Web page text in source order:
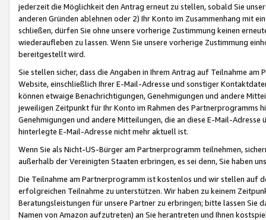
jederzeit die Möglichkeit den Antrag erneut zu stellen, sobald Sie
anderen Gründen ablehnen oder 2) Ihr Konto im Zusammenhang mit
schließen, dürfen Sie ohne unsere vorherige Zustimmung keinen
wiederaufleben zu lassen. Wenn Sie unsere vorherige Zustimmung
bereitgestellt wird.
Sie stellen sicher, dass die Angaben in Ihrem Antrag auf Teilnahme
Website, einschließlich Ihrer E-Mail-Adresse und sonstiger
können etwaige Benachrichtigungen, Genehmigungen und andere
jeweiligen Zeitpunkt für Ihr Konto im Rahmen des Partnerprogramms
Genehmigungen und andere Mitteilungen, die an diese E-Mail-
hinterlegte E-Mail-Adresse nicht mehr aktuell ist.
Wenn Sie als Nicht-US-Bürger am Partnerprogramm teilnehmen,
außerhalb der Vereinigten Staaten erbringen, es sei denn, Sie haben
Die Teilnahme am Partnerprogramm ist kostenlos und wir stellen auf
erfolgreichen Teilnahme zu unterstützen. Wir haben zu keinem
Beratungsleistungen für unsere Partner zu erbringen; bitte lassen Sie
Namen von Amazon aufzutreten) an Sie herantreten und Ihnen